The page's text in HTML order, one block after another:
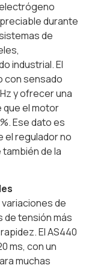
durante
de
industrial. El
con sensado
y ofrecer una
que el motor
Ese dato es
el regulador no
de la
de
de tensión más
El AS440
ms, con un
muchas